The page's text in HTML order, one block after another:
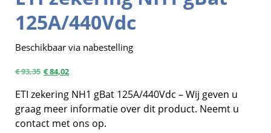
125A/440Vdc
Beschikbaar via nabestelling
€93,35 €84,02
ETI zekering NH1 gBat 125A/440Vdc – Wij geven u
graag meer informatie over dit product. Neemt u
contact met ons op.